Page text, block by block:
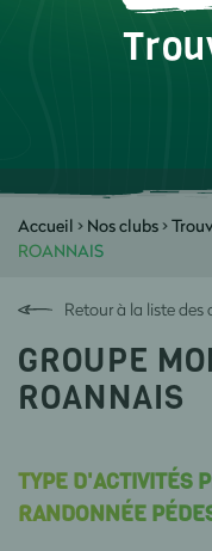
Accueil > Nos clubs>
ROANNAIS
Retour à la liste des
GROUPE
ROANNAIS
TYPE D'ACTIVITÉS
RANDONNÉE